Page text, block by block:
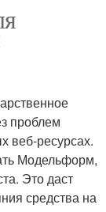
проблем
веб-ресурсах.
Модельформ,
Это даст
средства на